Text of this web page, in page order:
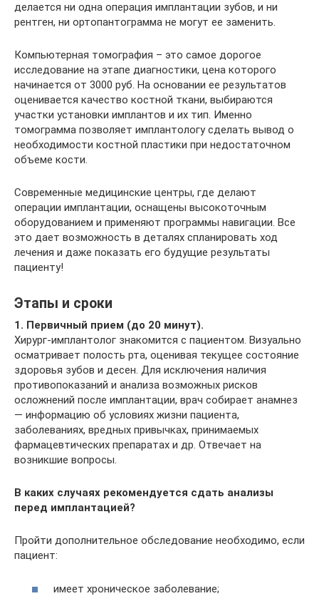
делается ни одна операция имплантации зубов, и ни
рентген, ни ортопантограмма не могут ее заменить.
Компьютерная томография – это самое дорогое
исследование на этапе диагностики, цена которого
начинается от 3000 руб. На основании ее результатов
оценивается качество костной ткани, выбираются
участки установки имплантов и их тип. Именно
томограмма позволяет имплантологу сделать вывод о
необходимости костной пластики при недостаточном
объеме кости.
Современные медицинские центры, где делают
операции имплантации, оснащены высокоточным
оборудованием и применяют программы навигации. Все
это дает возможность в деталях спланировать ход
лечения и даже показать его будущие результаты
пациенту!
Этапы и сроки
1. Первичный прием (до 20 минут).
Хирург-имплантолог знакомится с пациентом. Визуально
осматривает полость рта, оценивая текущее состояние
здоровья зубов и десен. Для исключения наличия
противопоказаний и анализа возможных рисков
осложнений после имплантации, врач собирает анамнез
— информацию об условиях жизни пациента,
заболеваниях, вредных привычках, принимаемых
фармацевтических препаратах и др. Отвечает на
возникшие вопросы.
В каких случаях рекомендуется сдать анализы
перед имплантацией?
Пройти дополнительное обследование необходимо, если
пациент:
имеет хроническое заболевание;